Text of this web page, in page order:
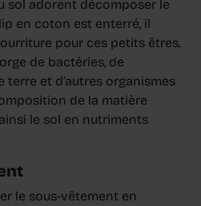
sol adorent décomposer le
en coton est enterré, il
pour ces petits êtres.
de bactéries, de
terre et d’autres organismes
de la matière
le sol en nutriments
le sous-vêtement en